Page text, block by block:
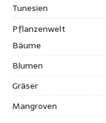
Tunesien
Pflanzenwelt
Bäume
Blumen
Gräser
Mangroven